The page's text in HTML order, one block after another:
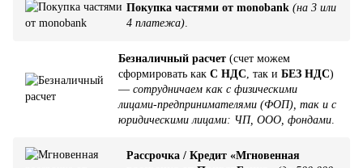
Покупка частями от monobank (на 3 или
4 платежа)
Безналичный расчет (счет можем
сформировать как С НДС , так и БЕЗ НДС)
— сотрудничаем как с физическими
лицами-предпринимателями (ФОП), так и с
юридическими лицами: ЧП, ООО, фондами
Рассрочка / Кредит «Мгновенная